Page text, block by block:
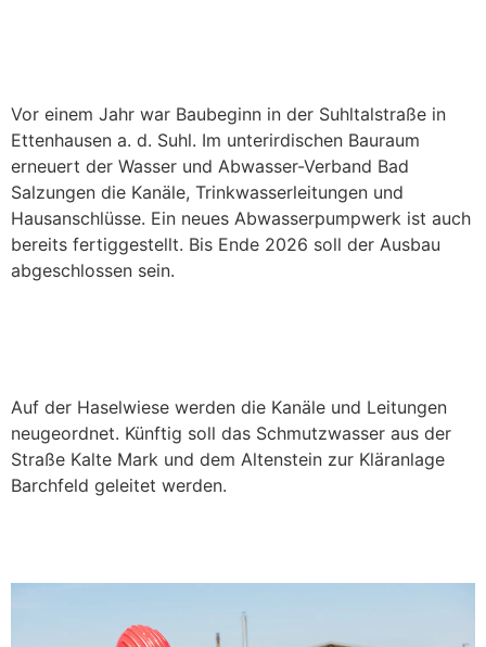
Vor einem Jahr war Baubeginn in der Suhltalstraße in
Ettenhausen a. d. Suhl. Im unterirdischen Bauraum
erneuert der Wasser und Abwasser-Verband Bad
Salzungen die Kanäle, Trinkwasserleitungen und
Hausanschlüsse. Ein neues Abwasserpumpwerk ist auch
bereits fertiggestellt. Bis Ende 2026 soll der Ausbau
abgeschlossen sein.
Auf der Haselwiese werden die Kanäle und Leitungen
neugeordnet. Künftig soll das Schmutzwasser aus der
Straße Kalte Mark und dem Altenstein zur Kläranlage
Barchfeld geleitet werden.